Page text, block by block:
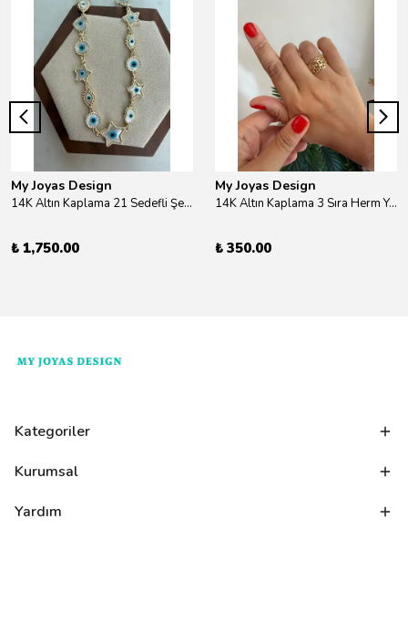
My Joyas Design
14K Altın Kaplama 21 Sedefli Şekiller Kolye 46cm
₺ 1,750.00
My Joyas Design
14K Altın Kaplama 3 Sıra Herm Yüzük Gold
₺ 350.00
Kategoriler
Kurumsal
Yardım